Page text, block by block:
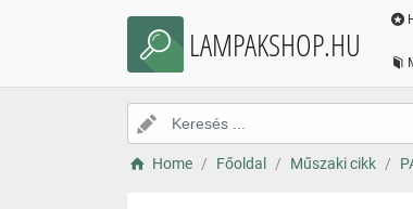
LAMPAKSHOP.HU
Home Főoldal Műszaki cikk